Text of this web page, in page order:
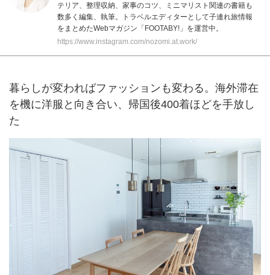
テリア、整理収納、家事のコツ、ミニマリスト関連の書籍も
数多く編集、執筆。トラベルエディターとして子連れ旅情報
をまとめたWebマガジン 「FOOTABY!」 を運営中。
https://www.instagram.com/nozomi.at.work/
暮らしが変わればファッションも変わる。海外滞在
を機に洋服と向き合い、帰国後400着ほどを手放し
た